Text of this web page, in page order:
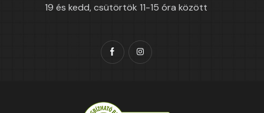
19 és kedd, csütörtök 11-15 óra között